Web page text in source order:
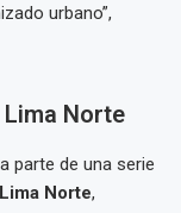
urbano”,
Norte
parte de una serie
Norte,